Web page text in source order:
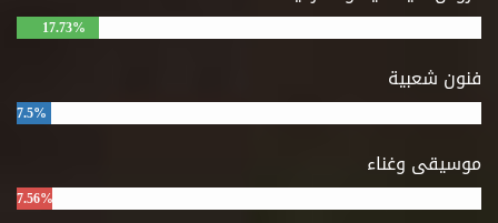
17.73%
فنون شعبية
7.5%
موسيقى وغناء
7.56%